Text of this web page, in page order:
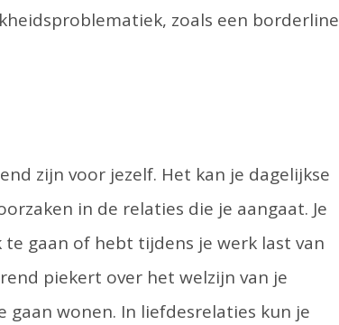
zoals een borderline
zijn voor jezelf. Het kan je dagelijkse
in de relaties die je aangaat. Je
gaan of hebt tijdens je werk last van
piekert over het welzijn van je
wonen. In liefdesrelaties kun je